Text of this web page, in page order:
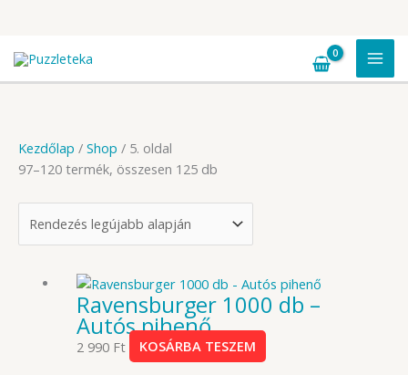
content
Kezdőlap / Shop / 5. oldal
97–120 termék, összesen 125 db
latest
Ravensburger 1000 db –
Autós pihenő
2 990 Ft KOSÁRBA TESZEM